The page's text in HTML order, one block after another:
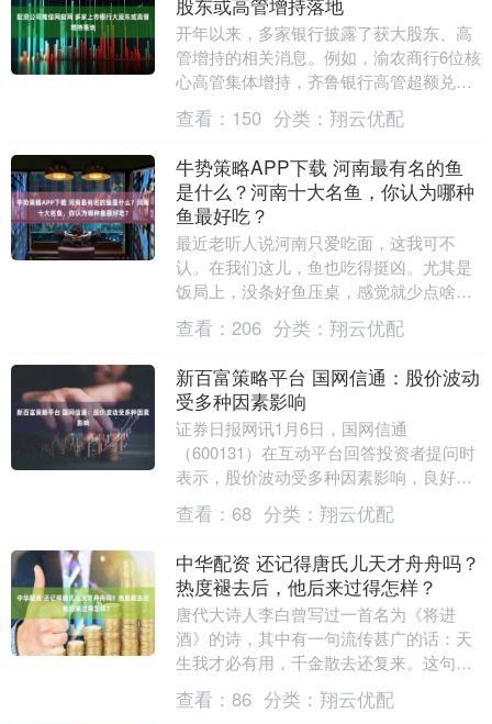
开年以来，多家银行披露了获大股东、高
管增持的相关消息。例如，渝农商行6位核
心高管集体增持，齐鲁银行高管超额兑现
增持承诺，南京银行大股东持续加码增
持。整体来看，银....
查看： 150 分类： 翔云优配
牛势策略APP下载 河南最有名的鱼
是什么？河南十大名鱼，你认为哪种
鱼最好吃？
最近老听人说河南只爱吃面，这我可不
认。在我们这儿，鱼也吃得挺凶。尤其是
饭局上，没条好鱼压桌，感觉就少点啥。
黄河鲤鱼在河南的地位，那真是谁都动不
了。 就说我们这边....
查看： 206 分类： 翔云优配
新百富策略平台 国网信通：股价波动
受多种因素影响
证券日报网讯1月6日，国网信通
（600131）在互动平台回答投资者提问时
表示，股价波动受多种因素影响，良好的
股价表现是公司和全体股东的共同愿望。
公司一直专注于能....
查看： 68 分类： 翔云优配
中华配资 还记得唐氏儿天才舟舟吗？
热度褪去后，他后来过得怎样？
唐代大诗人李白曾写过一首名为《将进
酒》的诗，其中有一句流传甚广的话：天
生我才必有用，千金散去还复来。这句话
的意思是，不论你身处何种境遇，上天让
你来到这个世界，必....
查看： 86 分类： 翔云优配